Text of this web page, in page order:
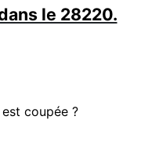
le 28220.
coupée ?